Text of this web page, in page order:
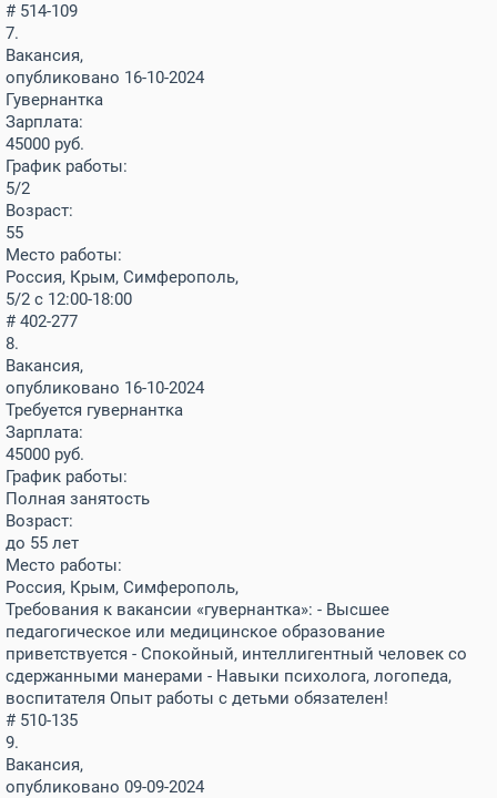
# 514-109
7.
Вакансия,
опубликовано 16-10-2024
Гувернантка
Зарплата:
45000 руб.
График работы:
5/2
Возраст:
55
Место работы:
Россия, Крым, Симферополь,
5/2 с 12:00-18:00
# 402-277
8.
Вакансия,
опубликовано 16-10-2024
Требуется гувернантка
Зарплата:
45000 руб.
График работы:
Полная занятость
Возраст:
до 55 лет
Место работы:
Россия, Крым, Симферополь,
Требования к вакансии «гувернантка»: - Высшее
педагогическое или медицинское образование
приветствуется - Спокойный, интеллигентный человек со
сдержанными манерами - Навыки психолога, логопеда,
воспитателя Опыт работы с детьми обязателен!
# 510-135
9.
Вакансия,
опубликовано 09-09-2024